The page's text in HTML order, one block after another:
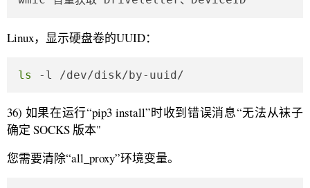
Linux，显示硬盘卷的UUID：
ls -l /dev/disk/by-uuid/
36) 如果在运行“pip3 install”时收到错误消息“无法从袜子
确定 SOCKS 版本"
您需要清除“all_proxy”环境变量。